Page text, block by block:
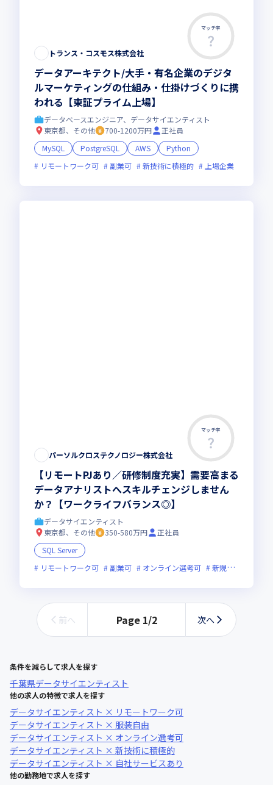
マッチ率
トランス・コスモス株式会社
データアーキテクト/大手・有名企業のデジタ
ルマーケティングの仕組み・仕掛けづくりに携
われる【東証プライム上場】
データベースエンジニア、データサイエンティスト
東京都、その他
700-1200万円
正社員
MySQL
PostgreSQL AWS
Python
リモートワーク可
副業可 新技術に積極的 上場企業
マッチ率
パーソルクロステクノロジー株式会社
【リモートPJあり／研修制度充実】需要高まる
データアナリストへスキルチェンジしません
か？【ワークライフバランス◎】
データサイエンティスト
東京都、その他
350-580万円
正社員
SQL Server
リモートワーク可
副業可 オンライン選考可 新規立ち上げ
前へ Page 1/2 次へ
条件を減らして求人を探す
千葉県データサイエンティスト
他の求人の特徴で求人を探す
データサイエンティスト × リモートワーク可
データサイエンティスト × 服装自由
データサイエンティスト × オンライン選考可
データサイエンティスト × 新技術に積極的
データサイエンティスト × 自社サービスあり
他の勤務地で求人を探す